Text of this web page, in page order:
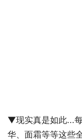
▼现实真是如此...
华、面霜等等这些